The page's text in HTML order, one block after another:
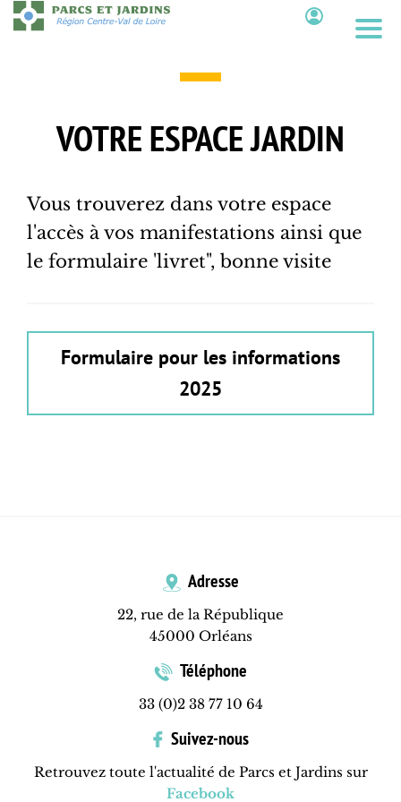
Aller
au
VOTRE ESPACE JARDIN
Vous trouverez dans votre espace
l'accès à vos manifestations ainsi que
le formulaire 'livret", bonne visite
Formulaire pour les informations
2025
Adresse
22, rue de la République
45000 Orléans
Téléphone
33 (0)2 38 77 10 64
Suivez-nous
Retrouvez toute l'actualité de Parcs et Jardins sur
Facebook